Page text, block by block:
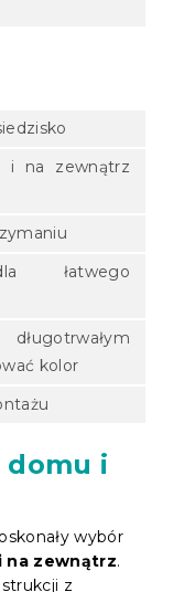
i na zewnątrz
łatwego
kolor
domu i
wybór
na zewnątrz.
z